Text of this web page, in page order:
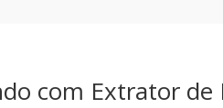
com Extrator de